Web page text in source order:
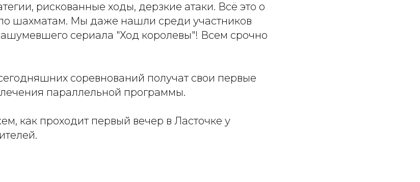
рискованные ходы, дерзкие атаки. Всё это о
шахматам. Мы даже нашли среди участников
сериала "Ход королевы"! Всем срочно
соревнований получат свои первые
параллельной программы.
как проходит первый вечер в Ласточке у